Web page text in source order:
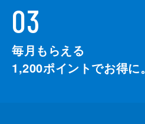
03
毎月もらえる
1,200ポイントでお得に。